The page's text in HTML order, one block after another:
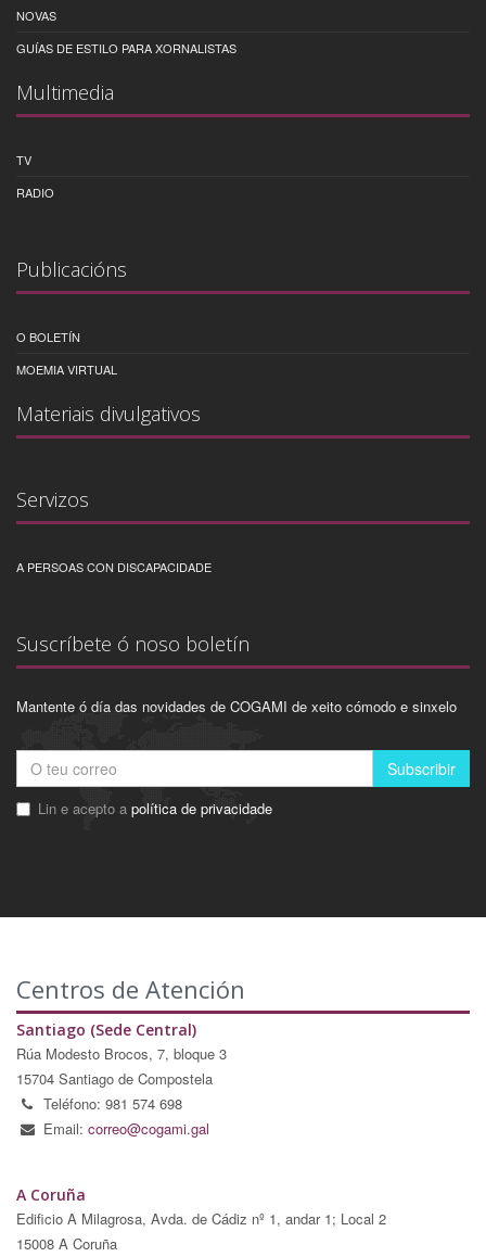
NOVAS
GUÍAS DE ESTILO PARA XORNALISTAS
Multimedia
TV
RADIO
Publicacións
O BOLETÍN
MOEMIA VIRTUAL
Materiais divulgativos
Servizos
A PERSOAS CON DISCAPACIDADE
Suscríbete ó noso boletín
Mantente ó día das novidades de COGAMI de xeito cómodo e sinxelo
Subscribir
Lin e acepto a política de privacidade
Centros de Atención
Santiago (Sede Central)
Rúa Modesto Brocos, 7, bloque 3
15704 Santiago de Compostela
Teléfono: 981 574 698
Email: correo@cogami.gal
A Coruña
Edificio A Milagrosa, Avda. de Cádiz nº 1, andar 1; Local 2
15008 A Coruña